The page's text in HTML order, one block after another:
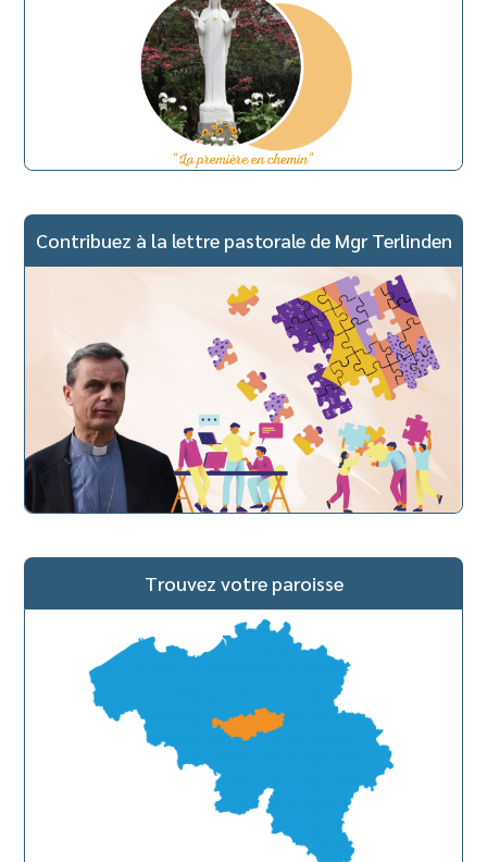
Contribuez à la lettre pastorale de Mgr Terlinden
Trouvez votre paroisse